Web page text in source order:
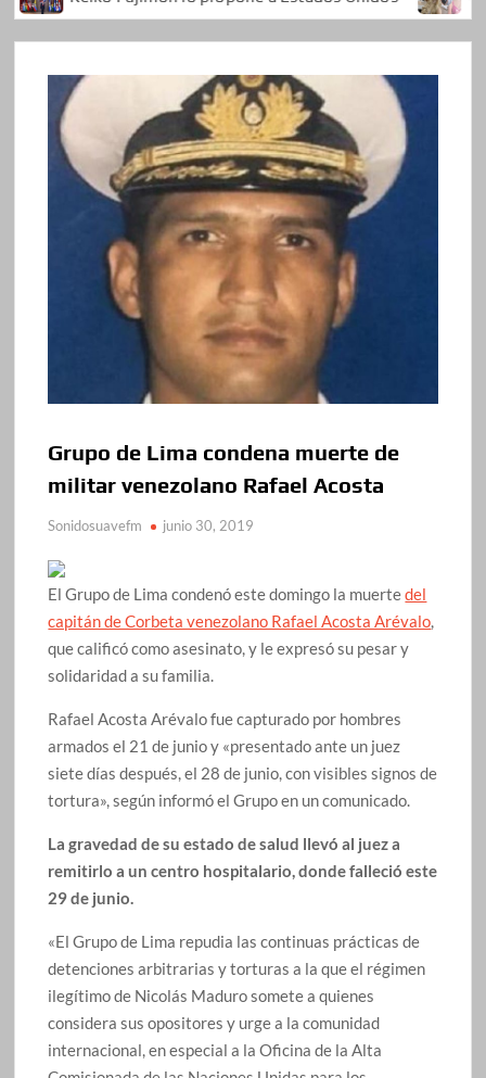
Grupo de Lima condena muerte de
militar venezolano Rafael Acosta
Sonidosuavefm junio 30, 2019
El Grupo de Lima condenó este domingo la muertedel
capitán de Corbeta venezolano Rafael Acosta Arévalo,
que calificó como asesinato, y le expresó su pesar y
solidaridad a su familia.
Rafael Acosta Arévalo fue capturado por hombres
armados el 21 de junio y «presentado ante un juez
siete días después, el 28 de junio, con visibles signos de
tortura», según informó el Grupo en un comunicado.
La gravedad de su estado de salud llevó al juez a
remitirlo a un centro hospitalario, donde falleció este
29 de junio.
«El Grupo de Lima repudia las continuas prácticas de
detenciones arbitrarias y torturas a la que el régimen
ilegítimo de Nicolás Maduro somete a quienes
considera sus opositores y urge a la comunidad
internacional, en especial a la Oficina de la Alta